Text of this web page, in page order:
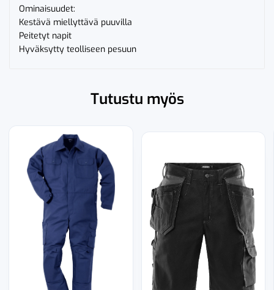
Ominaisuudet:
Kestävä miellyttävä puuvilla
Peitetyt napit
Hyväksytty teolliseen pesuun
Tutustu myös